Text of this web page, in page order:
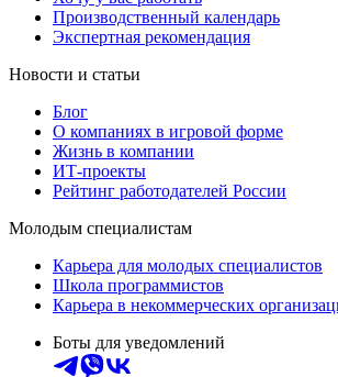
Производственный календарь
Экспертная рекомендация
Новости и статьи
Блог
О компаниях в игровой форме
Жизнь в компании
ИТ-проекты
Рейтинг работодателей России
Молодым специалистам
Карьера для молодых специалистов
Школа программистов
Карьера в некоммерческих
Боты для уведомлений